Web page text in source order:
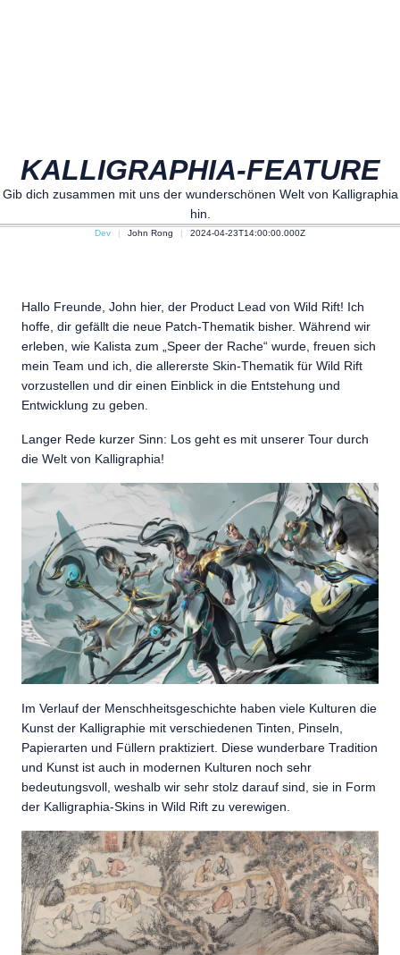
KALLIGRAPHIA-FEATURE
Gib dich zusammen mit uns der wunderschönen Welt von Kalligraphia
hin.
Dev John Rong 2024-04-23T14:00:00.000Z
Hallo Freunde, John hier, der Product Lead von Wild Rift! Ich
hoffe, dir gefällt die neue Patch-Thematik bisher. Während wir
erleben, wie Kalista zum „Speer der Rache“ wurde, freuen sich
mein Team und ich, die allererste Skin-Thematik für Wild Rift
vorzustellen und dir einen Einblick in die Entstehung und
Entwicklung zu geben.
Langer Rede kurzer Sinn: Los geht es mit unserer Tour durch
die Welt von Kalligraphia!
Im Verlauf der Menschheitsgeschichte haben viele Kulturen die
Kunst der Kalligraphie mit verschiedenen Tinten, Pinseln,
Papierarten und Füllern praktiziert. Diese wunderbare Tradition
und Kunst ist auch in modernen Kulturen noch sehr
bedeutungsvoll, weshalb wir sehr stolz darauf sind, sie in Form
der Kalligraphia-Skins in Wild Rift zu verewigen.